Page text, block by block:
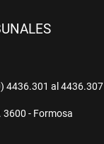
4436.301 al 4436.307
3600 - Formosa